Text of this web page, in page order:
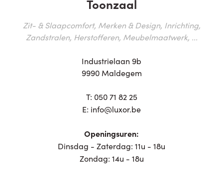
Toonzaal
Zit- & Slaapcomfort, Merken & Design, Inrichting,
Zandstralen, Herstofferen, Meubelmaatwerk, ...
Industrielaan 9b
9990 Maldegem
T: 050 71 82 25
E: info@luxor.be
Openingsuren:
Dinsdag - Zaterdag: 11u - 18u
Zondag: 14u - 18u